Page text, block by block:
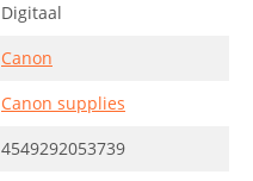
Digitaal
Canon
Canon supplies
4549292053739